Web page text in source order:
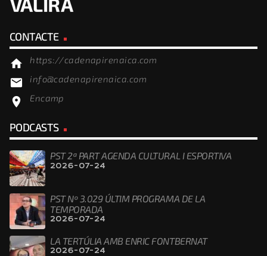
CONTACTE
home https://cadenapirenaica.com
email info@cadenapirenaica.com
location_on Encamp
PODCASTS
PST 2ª PART AGENDA CULTURAL I ESPORTIVA
2026-07-24
PST Nº 3.029 ÚLTIM PROGRAMA DE LA
TEMPORADA
2026-07-24
LA TERTÚLIA AMB ENRIC FONTBERNAT
2026-07-24